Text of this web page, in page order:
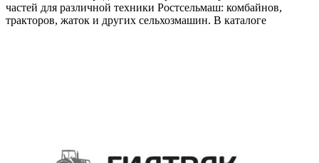
частей для различной техники Ростсельмаш: комбайнов,
тракторов, жаток и других сельхозмашин. В каталоге